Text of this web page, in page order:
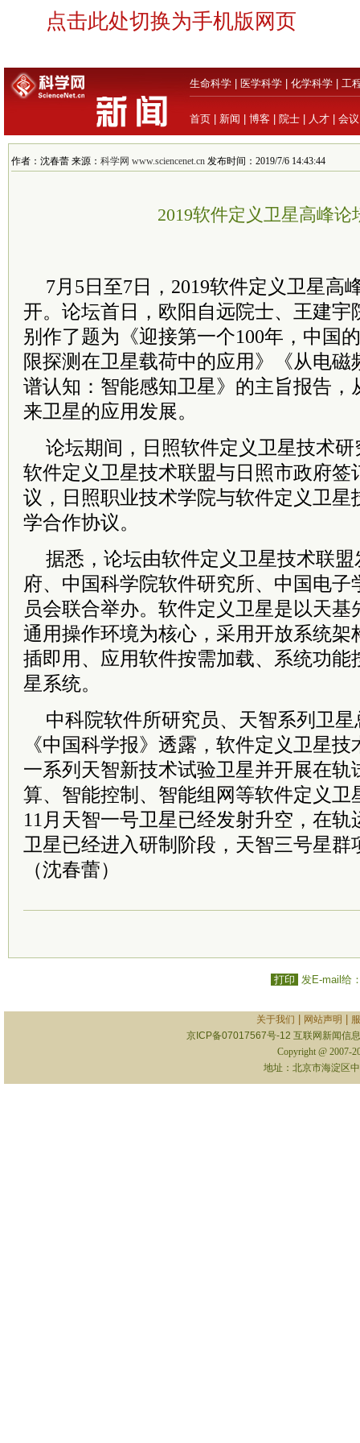
点击此处切换为手机版网页
生命科学 医学科学 化学科学 工
首页 新闻 博客 院士 人才 会议
作者：沈春蕾 来源： 科学网 www.sciencenet.cn 发布时间：2019/7/6 14:43:44
2019软件定义卫星高峰论
7月5日至7日，2019软件定义卫星高
开。论坛首日，欧阳自远院士、王建宇
别作了题为《迎接第一个100年，中国
限探测在卫星载荷中的应用》《从电磁
谱认知：智能感知卫星》的主旨报告，
来卫星的应用发展。
论坛期间，日照软件定义卫星技术
软件定义卫星技术联盟与日照市政府签
议，日照职业技术学院与软件定义卫星
学合作协议。
据悉，论坛由软件定义卫星技术联
府、中国科学院软件研究所、中国电子
员会联合举办。软件定义卫星是以天基
通用操作环境为核心，采用开放系统架
插即用、应用软件按需加载、系统功能
星系统。
中科院软件所研究员、天智系列卫
《中国科学报》透露，软件定义卫星
一系列天智新技术试验卫星并开展在轨
算、智能控制、智能组网等软件定义卫
11月天智一号卫星已经发射升空，在
卫星已经进入研制阶段，天智三号星群
（沈春蕾）
打印 发E-mail给
关于我们 网站声明
京ICP备07017567号-12 互联网新闻信
Copyright @ 2007-
地址：北京市海淀区